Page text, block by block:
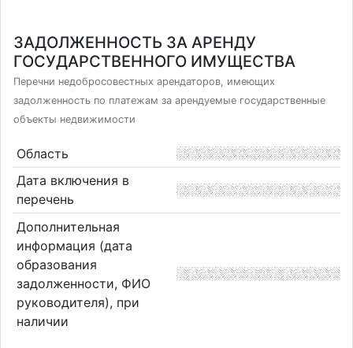
ЗАДОЛЖЕННОСТЬ ЗА АРЕНДУ
ГОСУДАРСТВЕННОГО ИМУЩЕСТВА
Перечни недобросовестных арендаторов, имеющих
задолженность по платежам за арендуемые государственные
объекты недвижимости
Область
Дата включения в
перечень
Дополнительная
информация (дата
образования
задолженности, ФИО
руководителя), при
наличии